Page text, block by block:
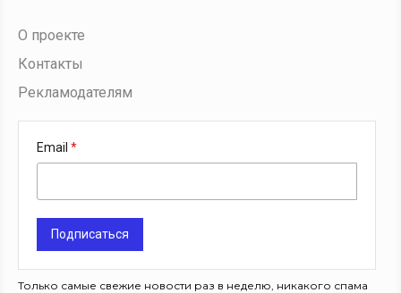
О проекте
Контакты
Рекламодателям
Email
Подписаться
Только самые свежие новости раз в неделю, никакого спама